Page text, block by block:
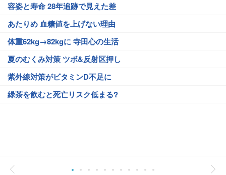
容姿と寿命 28年追跡で見えた差
あたりめ 血糖値を上げない理由
体重62kg→82kgに 寺田心の生活
夏のむくみ対策 ツボ&反射区押し
紫外線対策がビタミンD不足に
緑茶を飲むと死亡リスク低まる?